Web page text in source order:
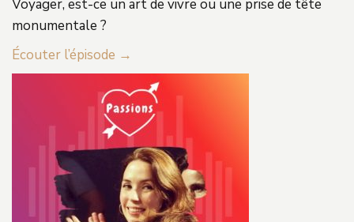
Voyager, est-ce un art de vivre ou une prise de tête
monumentale ?
Écouter l’épisode →